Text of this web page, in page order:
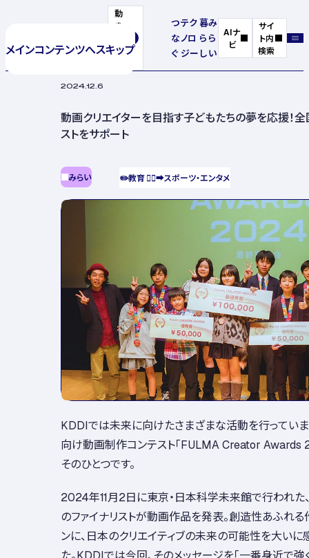
メインコンテンツへスキップ
動
き
停
つ
な
ぐ
テク
ノロ
ジー
暮
ら
し
み
ら
い
AIナ
ビ
サイ
ト内
検索
2024.12.6
動画クリエイターを目指す子どもたちの夢を応援！
ストをサポート
みらい ✏️教育🏃‍♂️‍➡️スポーツ・エンタメ
KDDIでは未来に向けたさまざまな活動を行ってい
向け動画制作コンテスト「FULMA Creator Awards
そのひとつです。
2024年11月2日に東京・日本科学未来館で行われた
のファイナリストが動画作品を発表。創造性あふれ
ンに、日本のクリエイティブの未来の可能性を大いに
た。KDDIでは今回、そのメッセージを「一番身近で